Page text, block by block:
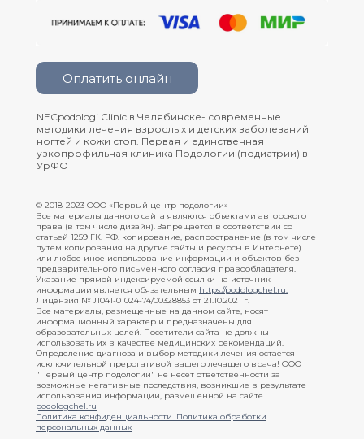
NECpodologi Clinic в Челябинске- современные
методики лечения взрослых и детских заболеваний
ногтей и кожи стоп. Первая и единственная
узкопрофильная клиника Подологии (подиатрии) в
УрФО
© 2018-2023 ООО «Первый центр подологии»
Все материалы данного сайта являются объектами авторского
права (в том числе дизайн). Запрещается в соответствии со
статьей 1259 ГК. РФ. копирование, распространение (в том числе
путем копирования на другие сайты и ресурсы в Интернете)
или любое иное использование информации и объектов без
предварительного письменного согласия правообладателя.
Указание прямой индексируемой ссылки на источник
информации является обязательным https://podologchel.ru.
Лицензия № Л041-01024-74/00328853 от 21.10.2021 г.
Все материалы, размещенные на данном сайте, носят
информационный характер и предназначены для
образовательных целей. Посетители сайта не должны
использовать их в качестве медицинских рекомендаций.
Определение диагноза и выбор методики лечения остается
исключительной прерогативой вашего лечащего врача! ООО
"Первый центр подологии" не несёт ответственности за
возможные негативные последствия, возникшие в результате
использования информации, размещенной на сайте
podologchel.ru
Политика конфиденциальности. Политика обработки
персональных данных
Оплатить онлайн